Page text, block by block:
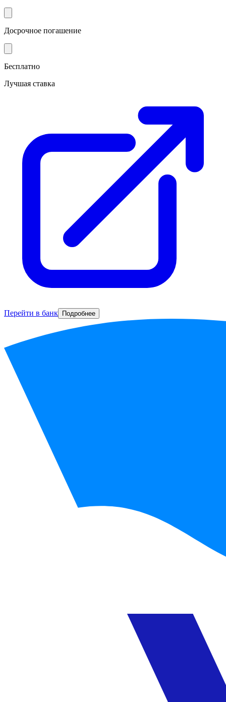
Досрочное погашение
Бесплатно
Лучшая ставка
Перейти в банк Подробнее